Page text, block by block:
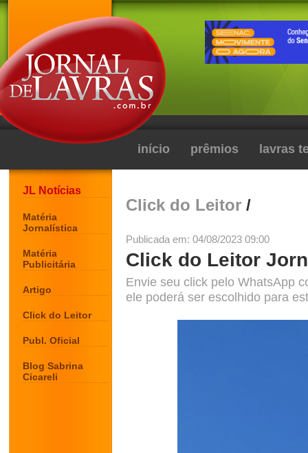
início prêmios lavras
JL Notícias
Matéria
Jornalística
Matéria
Publicitária
Artigo
Click do Leitor
Publ. Oficial
Blog Sabrina
Cicareli
Click do Leitor /
Publicada em: 04/08/2023 09:00
Click do Leitor
Envie seu click pelo WhatsApp
ele poderá ser escolhido para